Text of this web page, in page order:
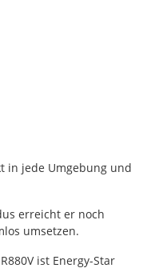
in jede Umgebung und
erreicht er noch
umsetzen.
ist Energy-Star